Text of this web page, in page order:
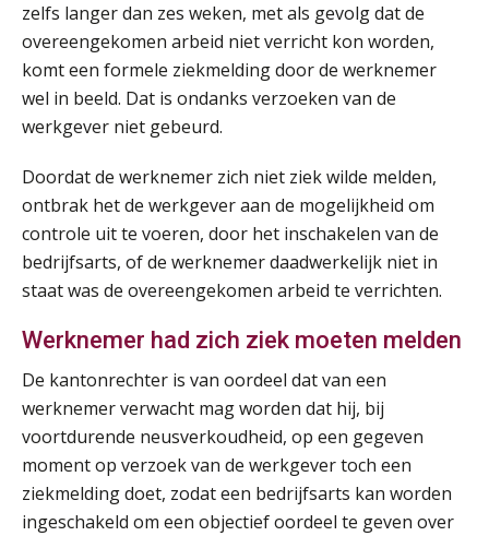
zelfs langer dan zes weken, met als gevolg dat de
overeengekomen arbeid niet verricht kon worden,
komt een formele ziekmelding door de werknemer
wel in beeld. Dat is ondanks verzoeken van de
werkgever niet gebeurd.
Doordat de werknemer zich niet ziek wilde melden,
ontbrak het de werkgever aan de mogelijkheid om
controle uit te voeren, door het inschakelen van de
bedrijfsarts, of de werknemer daadwerkelijk niet in
staat was de overeengekomen arbeid te verrichten.
Werknemer had zich ziek moeten melden
De kantonrechter is van oordeel dat van een
werknemer verwacht mag worden dat hij, bij
voortdurende neusverkoudheid, op een gegeven
moment op verzoek van de werkgever toch een
ziekmelding doet, zodat een bedrijfsarts kan worden
ingeschakeld om een objectief oordeel te geven over
26
AUG
Summercourse Impact en invloed van AI op de salarisverwerking (basis)
MOCuitgevers
27
28
AUG
Online Vakopleiding Payroll Services (VPS)
MOCuitgevers
28
Opfriscursus VPS (NIRPA PE)
31
AUG
Praktijkdiploma Loonadministratie (PDL®)
Markus Verbeek Praehep
01
SEP
Cursus Van salarisadministrateur naar beloningsadviseur (basis)
MOCuitgevers